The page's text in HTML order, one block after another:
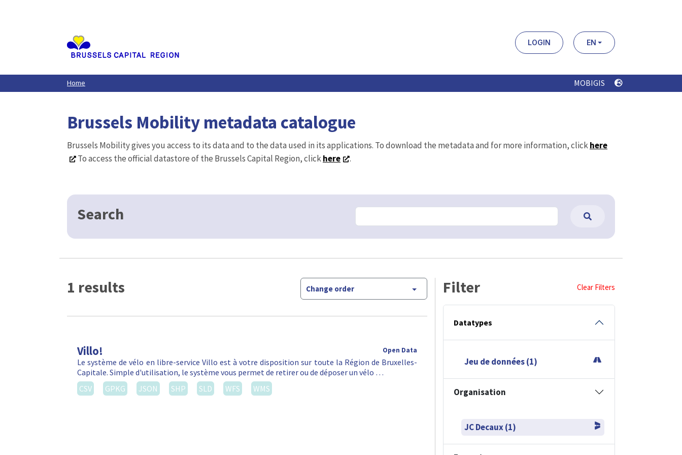
LOGIN EN
Home MOBIGIS
Brussels Mobility metadata catalogue
Brussels Mobility gives you access to its data and to the data used in its applications. To download the metadata and for more information, clickhere
To access the official datastore of the Brussels Capital Region, clickhere .
Search
1 results Change order
Villo! Open Data
Le système de vélo en libre-service Villo est à votre disposition sur toute la Région de Bruxelles-
Capitale. Simple d'utilisation, le système vous permet de retirer ou de déposer un vélo …
CSV
GPKG JSON SHP SLD WFS WMS
Filter Clear Filters
Datatypes
Jeu de données (1)
Organisation
JC Decaux (1)